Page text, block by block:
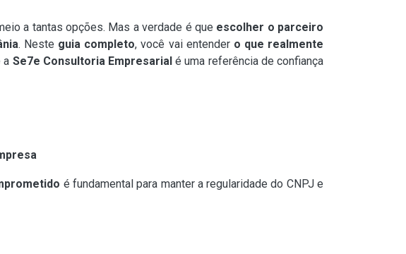
a tantas opções. Mas a verdade é que escolher o parceiro
. Neste guia completo, você vai entender o que realmente
a Se7e Consultoria Empresarialé uma referência de confiança
é fundamental para manter a regularidade do CNPJ e